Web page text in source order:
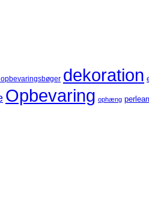
dekoration
Opbevaring ophæng